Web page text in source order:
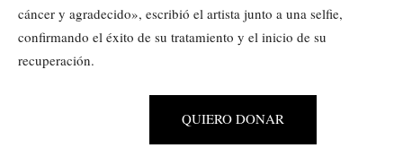
cáncer y agradecido», escribió el artista junto a una selfie,
confirmando el éxito de su tratamiento y el inicio de su
recuperación.
QUIERO DONAR